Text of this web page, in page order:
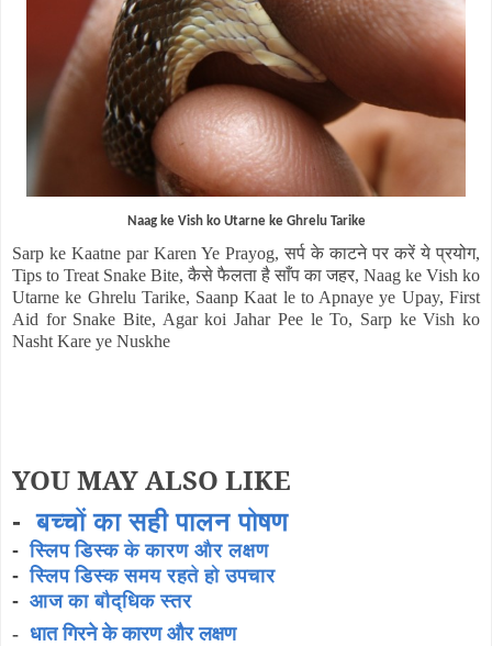
Naag ke Vish ko Utarne ke Ghrelu Tarike
Sarp ke Kaatne par Karen Ye Prayog,सर्प के काटने पर करें ये प्रयोग,
Tips to Treat Snake Bite,कैसे फैलता है साँप का जहर, Naag ke Vish ko
Utarne ke Ghrelu Tarike, Saanp Kaat le to Apnaye ye Upay, First
Aid for Snake Bite, Agar koi Jahar Pee le To, Sarp ke Vish ko
Nasht Kare ye Nuskhe
YOU MAY ALSO LIKE
-बच्चों का सही पालन पोषण
-स्लिप डिस्क के कारण और लक्षण
-स्लिप डिस्क समय रहते हो उपचार
- आज का बौद्धिक स्तर
- धात गिरने के कारण और लक्षण